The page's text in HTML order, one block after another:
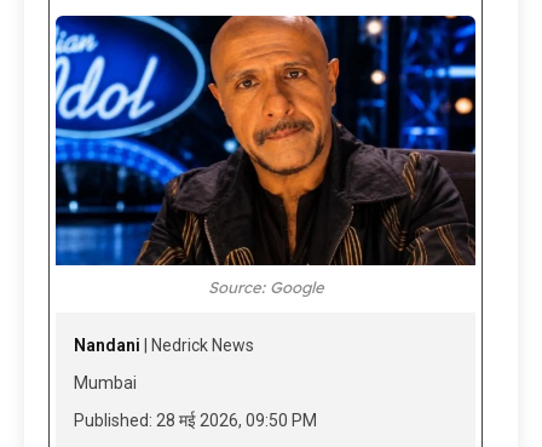
Source: Google
Nandani | Nedrick News
Mumbai
Published: 28 मई 2026, 09:50 PM